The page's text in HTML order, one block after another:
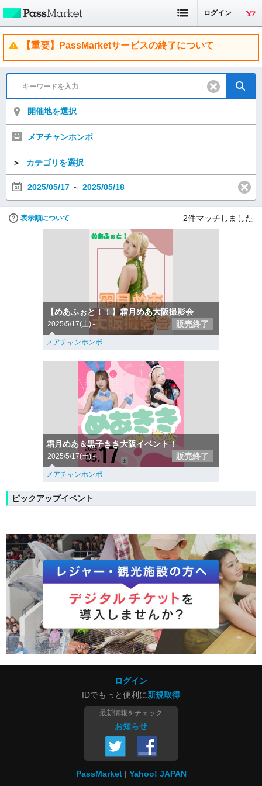
ログイン
【重要】PassMarketサービスの終了について
開催地を選択
メアチャンホンポ
＞ カテゴリを選択
2025/05/17 ～ 2025/05/18
表示順について 2件マッチしました
【めあふぉと！！】霜月めあ大阪撮影会
2025/5/17(土)～ 販売終了
メアチャンホンポ
霜月めあ＆黒子きき大阪イベント！
2025/5/17(土)～ 販売終了
メアチャンホンポ
ピックアップイベント
ログイン
IDでもっと便利に新規取得
最新情報をチェック
お知らせ
PassMarket Yahoo! JAPAN